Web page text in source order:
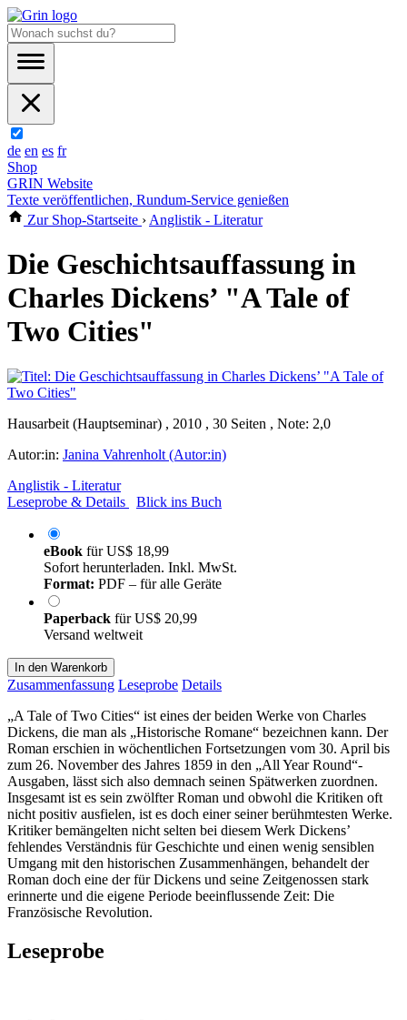
de en es fr
Shop
GRIN Website
Texte veröffentlichen, Rundum-Service genießen
Zur Shop-Startseite › Anglistik - Literatur
Die Geschichtsauffassung in
Charles Dickens’ "A Tale of
Two Cities"
Hausarbeit (Hauptseminar) , 2010 , 30 Seiten , Note: 2,0
Autor:in: Janina Vahrenholt (Autor:in)
Anglistik - Literatur
Leseprobe & Details
Blick ins Buch
eBook fürUS$ 18,99
Sofort herunterladen. Inkl. MwSt.
Format: PDF – für alle Geräte
Paperback fürUS$ 20,99
Versand weltweit
In den Warenkorb
Zusammenfassung Leseprobe Details
„A Tale of Two Cities“ ist eines der beiden Werke von Charles
Dickens, die man als „Historische Romane“ bezeichnen kann. Der
Roman erschien in wöchentlichen Fortsetzungen vom 30. April bis
zum 26. November des Jahres 1859 in den „All Year Round“-
Ausgaben, lässt sich also demnach seinen Spätwerken zuordnen.
Insgesamt ist es sein zwölfter Roman und obwohl die Kritiken oft
nicht positiv ausfielen, ist es doch einer seiner berühmtesten Werke.
Kritiker bemängelten nicht selten bei diesem Werk Dickens’
fehlendes Verständnis für Geschichte und einen wenig sensiblen
Umgang mit den historischen Zusammenhängen, behandelt der
Roman doch eine der für Dickens und seine Zeitgenossen stark
erinnerte und die eigene Periode beeinflussende Zeit: Die
Französische Revolution.
Leseprobe